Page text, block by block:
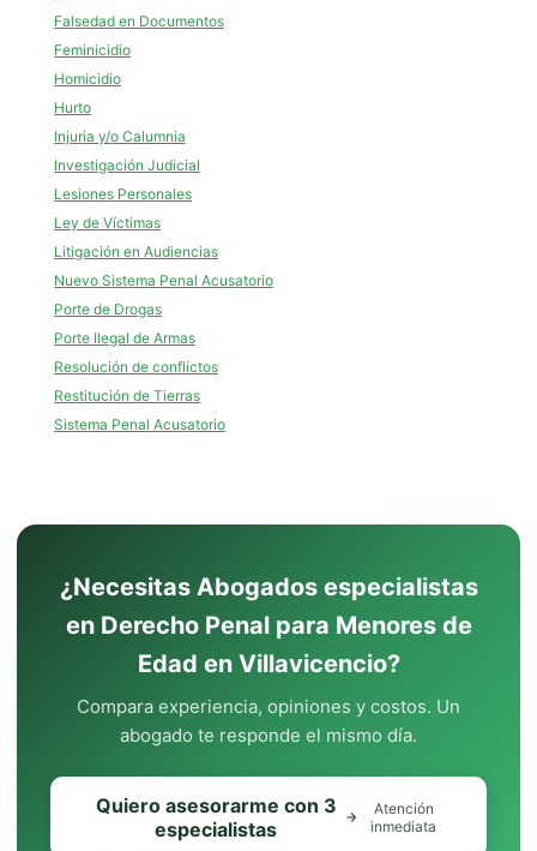
Falsedad en Documentos
Feminicidio
Homicidio
Hurto
Injuria y/o Calumnia
Investigación Judicial
Lesiones Personales
Ley de Víctimas
Litigación en Audiencias
Nuevo Sistema Penal Acusatorio
Porte de Drogas
Porte Ilegal de Armas
Resolución de conflictos
Restitución de Tierras
Sistema Penal Acusatorio
¿Necesitas Abogados especialistas
en Derecho Penal para Menores de
Edad en Villavicencio?
Compara experiencia, opiniones y costos. Un
abogado te responde el mismo día.
Quiero asesorarme con 3
especialistas
Atención
inmediata